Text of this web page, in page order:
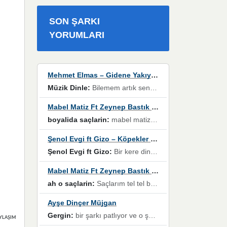
SON ŞARKI
YORUMLARI
Mehmet Elmas – Gidene Yakıyorum
Müzik Dinle: Bilemem artık senden bir şans daha / Düştüğün zaman ben olmayacağım yanında” dizeleri, artık geçmişin tekrarına izin verilmeyeceğini, kişisel sınırların çizildiğini gösteriyor.
Mabel Matiz Ft Zeynep Bastık – Saçların
boyalida saçlarin: mabel matiz'in maya albümünde yer alan güzellerden. parça da şarkı hani! müzikal altyapısına vurulduğum, sözlerinde kaybolduğum bir parça olmuş.
Şenol Evgi ft Gizo – Köpekler Tanımadıklarına havlar
Şenol Evgi ft Gizo: Bir kere dinlememe rağmen kulaklardan gitmiyor sen sen sen sen kurban ol sen sen sen sen hayran ol yükses ses müzik dinleme sebebisiniz canlar bomba gibi patladınız maşallah
Mabel Matiz Ft Zeynep Bastık – Saçların
ah o saçlarin: Saçlarım tel tel beyazlıyor beyazlagına degil yanımda sen yoksun ona üzülüyorum günler bir bir geçiyor geçen günlere değil sensiz geçen günlere darılıyorum,Dinledikce asla kavusamayacagim ama asla unutamicagim sevdiğim adam için yanar içim
Ayşe Dinçer Müjgan
Gergin: bir şarkı patlıyor ve o şarkıyı millet her paylaşımın altına koyuyor ve öyle bir durum hal alıyor ki şarkıyı dinlemeden şarkıdan bikıyorsun Ama bu enteresan bir şekilde dillere dolanıyor millet olarak seviyoruz dertlerle boğuşurken bir yandan da göbek atmayi))) diyeceklerim bu kadar güzel hoş bir sayfa emeğinize sağlık arkadaşlar kolay gelsin